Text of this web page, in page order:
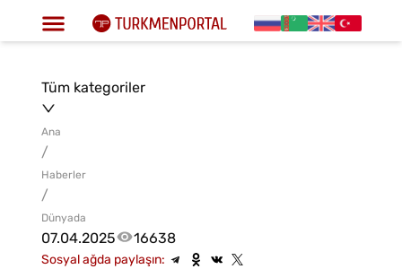
Tüm kategoriler
Ana
/
Haberler
/
Dünyada
07.04.2025 16638
Sosyal ağda paylaşın: